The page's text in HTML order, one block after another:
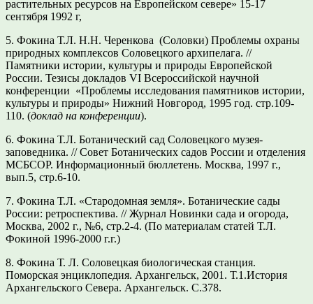
растительных ресурсов на Европейском севере» 15-17
сентября 1992 г,
5. Фокина Т.Л. Н.Н. Черенкова (Соловки) Проблемы охраны
природных комплексов Соловецкого архипелага. //
Памятники истории, культуры и природы Европейской
России. Тезисы докладов VI Всероссийской научной
конференции «Проблемы исследования памятников истории,
культуры и природы» Нижний Новгород, 1995 год. стр.109-
110. (доклад на конференции).
6. Фокина Т.Л. Ботанический сад Соловецкого музея-
заповедника. // Совет Ботанических садов России и отделения
МСБСОР. Информационный бюллетень. Москва, 1997 г.,
вып.5, стр.6-10.
7. Фокина Т.Л. «Стародомная земля». Ботанические сады
России: ретроспектива. // Журнал Новинки сада и огорода,
Москва, 2002 г., №6, стр.2-4. (По материалам статей Т.Л.
Фокиной 1996-2000 г.г.)
8. Фокина Т. Л. Соловецкая биологическая станция.
Поморская энциклопедия. Архангельск, 2001. Т.1.История
Архангельского Севера. Архангельск. С.378.